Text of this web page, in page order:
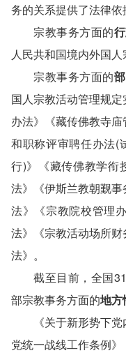
务的关系提供了法律依
宗教事务方面的
人民共和国境内外国人
宗教事务方面的
国人宗教活动管理规
办法》《藏传佛教寺
和职称评审聘任办法(
行)》《藏传佛教学衔
法》《伊斯兰教朝觐
法》《宗教院校管理
法》《宗教活动场所
法》。
截至目前，全国
部宗教事务方面的地方
《关于新形势下
党统一战线工作条例